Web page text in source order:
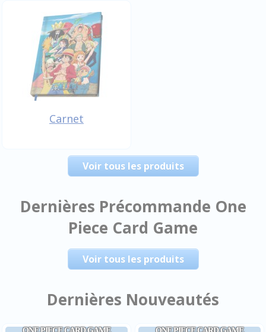
Carnet
Voir tous les produits
Dernières Précommande One
Piece Card Game
Voir tous les produits
Dernières Nouveautés